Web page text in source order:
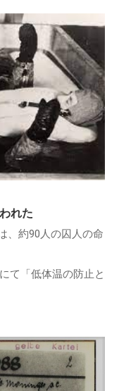
れた
、約90人の囚人の命
て「低体温の防止と